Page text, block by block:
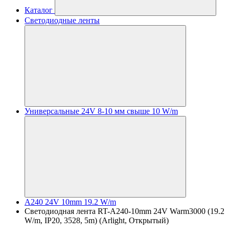
Каталог
Светодиодные ленты
Универсальные 24V 8-10 мм свыше 10 W/m
A240 24V 10mm 19.2 W/m
Светодиодная лента RT-A240-10mm 24V Warm3000 (19.2
W/m, IP20, 3528, 5m) (Arlight, Открытый)